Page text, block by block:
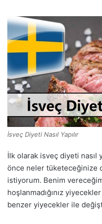
İsveç Diyeti Nasıl Yapılır
İlk olarak isveç diyeti nasıl
önce neler tüketeceğinize
istiyorum. Benim
hoşlanmadığınız
benzer yiyecekler ile